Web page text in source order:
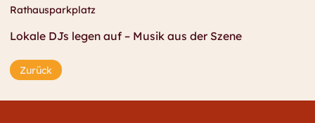
Rathausparkplatz
Lokale DJs legen auf – Musik aus der Szene
Zurück